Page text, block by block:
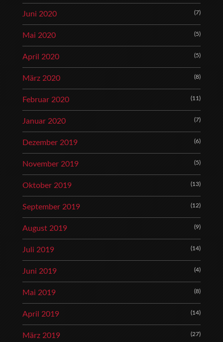
Juni 2020 (7)
Mai 2020 (5)
April 2020 (5)
März 2020 (8)
Februar 2020 (11)
Januar 2020 (7)
Dezember 2019 (6)
November 2019 (5)
Oktober 2019 (13)
September 2019 (12)
August 2019 (9)
Juli 2019 (14)
Juni 2019 (4)
Mai 2019 (8)
April 2019 (14)
März 2019 (27)